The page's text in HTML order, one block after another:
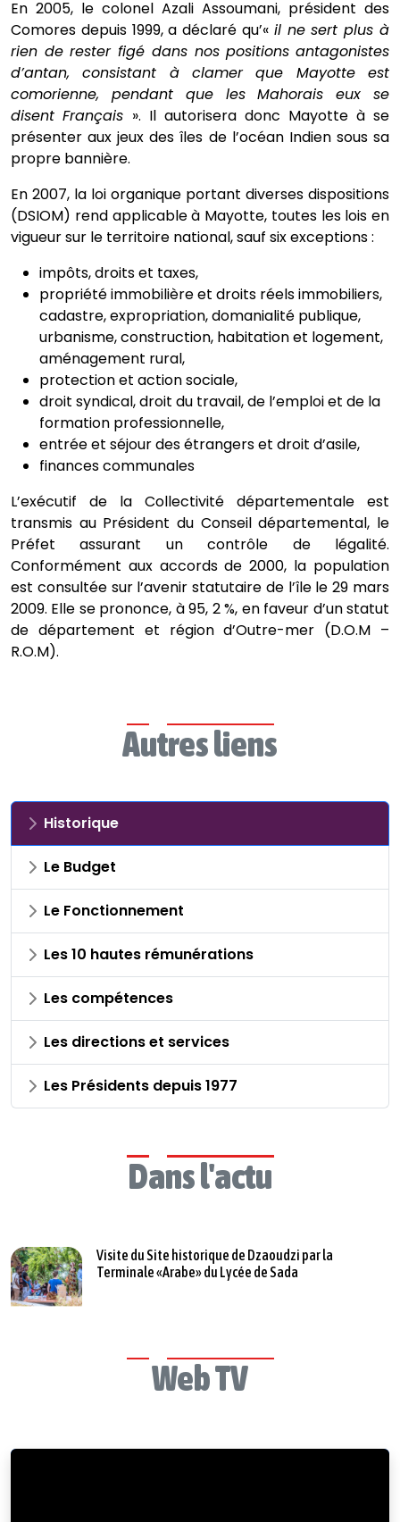
En 2005, le colonel Azali Assoumani, président des
Comores depuis 1999, a déclaré qu’« il ne sert plus à
rien de rester figé dans nos positions antagonistes
d’antan, consistant à clamer que Mayotte est
comorienne, pendant que les Mahorais eux se
disent Français ». Il autorisera donc Mayotte à se
présenter aux jeux des îles de l’océan Indien sous sa
propre bannière.
En 2007, la loi organique portant diverses dispositions
(DSIOM) rend applicable à Mayotte, toutes les lois en
vigueur sur le territoire national, sauf six exceptions :
impôts, droits et taxes,
propriété immobilière et droits réels immobiliers,
cadastre, expropriation, domanialité publique,
urbanisme, construction, habitation et logement,
aménagement rural,
protection et action sociale,
droit syndical, droit du travail, de l’emploi et de la
formation professionnelle,
entrée et séjour des étrangers et droit d’asile,
finances communales
L’exécutif de la Collectivité départementale est
transmis au Président du Conseil départemental, le
Préfet assurant un contrôle de légalité.
Conformément aux accords de 2000, la population
est consultée sur l’avenir statutaire de l’île le 29 mars
2009. Elle se prononce, à 95, 2 %, en faveur d’un statut
de département et région d’Outre-mer (D.O.M –
R.O.M).
Autres liens
Historique
Le Budget
Le Fonctionnement
Les 10 hautes rémunérations
Les compétences
Les directions et services
Les Présidents depuis 1977
Dans l'actu
Visite du Site historique de Dzaoudzi par la
Terminale «Arabe» du Lycée de Sada
Web TV